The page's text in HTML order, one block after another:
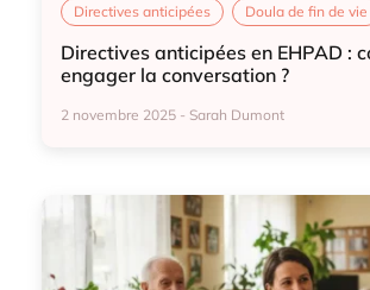
Directives anticipées Doula de fin de vie
Directives anticipées en EHPAD :
engager la conversation ?
2 novembre 2025 - Sarah Dumont
Directives anticipées Doula de fin de vie